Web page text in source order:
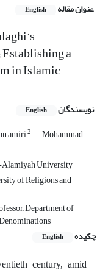
عنوان مقاله English
a
in Islamic
نویسندگان English
amiri2 Mohammad
Alamiyah University
of Religions and
Department of
چکیده
English
century, amid